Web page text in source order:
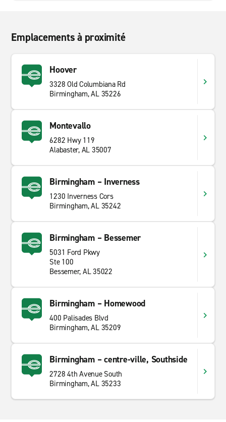
Emplacements à proximité
Hoover
3328 Old Columbiana Rd
Birmingham, AL 35226
Montevallo
6282 Hwy 119
Alabaster, AL 35007
Birmingham – Inverness
1230 Inverness Cors
Birmingham, AL 35242
Birmingham – Bessemer
5031 Ford Pkwy
Ste 100
Bessemer, AL 35022
Birmingham – Homewood
400 Palisades Blvd
Birmingham, AL 35209
Birmingham – centre-ville, Southside
2728 4th Avenue South
Birmingham, AL 35233